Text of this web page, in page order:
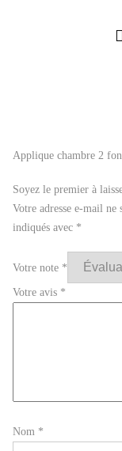
Applique chambre 2
Soyez le premier à
Votre adresse e-mail ne
indiqués avec *
Votre note *
Votre avis *
Nom *